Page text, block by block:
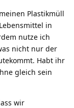
Plastikmüll
in
nutze ich
nicht nur der
Habt ihr
gleich sein
wir